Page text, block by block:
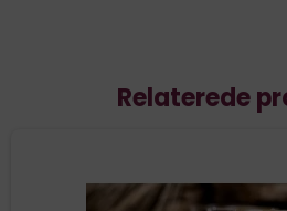
Relaterede